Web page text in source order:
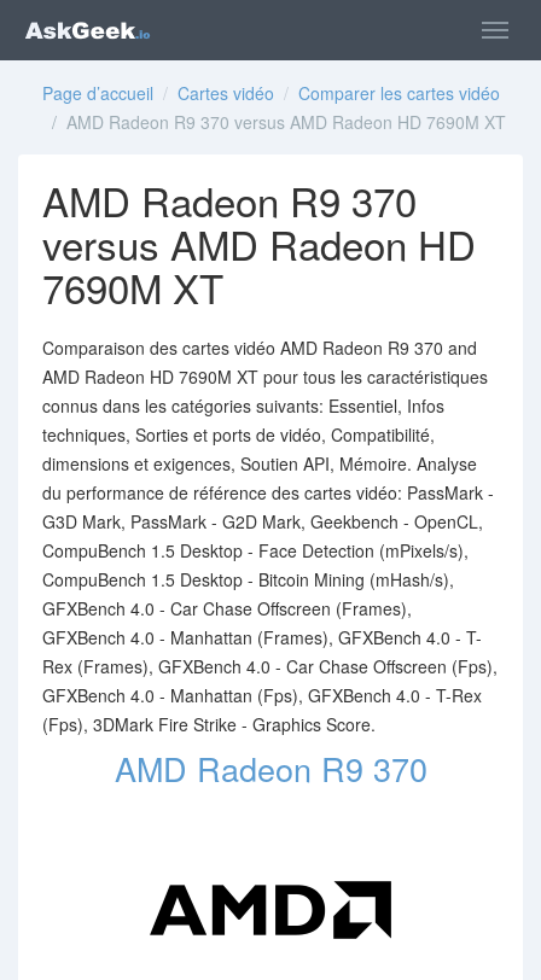
Page d’accueil / Cartes vidéo / Comparer les cartes vidéo
/ AMD Radeon R9 370 versus AMD Radeon HD 7690M XT
AMD Radeon R9 370
versus AMD Radeon HD
7690M XT
Comparaison des cartes vidéo AMD Radeon R9 370 and
AMD Radeon HD 7690M XT pour tous les caractéristiques
connus dans les catégories suivants: Essentiel, Infos
techniques, Sorties et ports de vidéo, Compatibilité,
dimensions et exigences, Soutien API, Mémoire. Analyse
du performance de référence des cartes vidéo: PassMark -
G3D Mark, PassMark - G2D Mark, Geekbench - OpenCL,
CompuBench 1.5 Desktop - Face Detection (mPixels/s),
CompuBench 1.5 Desktop - Bitcoin Mining (mHash/s),
GFXBench 4.0 - Car Chase Offscreen (Frames),
GFXBench 4.0 - Manhattan (Frames), GFXBench 4.0 - T-
Rex (Frames), GFXBench 4.0 - Car Chase Offscreen (Fps),
GFXBench 4.0 - Manhattan (Fps), GFXBench 4.0 - T-Rex
(Fps), 3DMark Fire Strike - Graphics Score.
AMD Radeon R9 370